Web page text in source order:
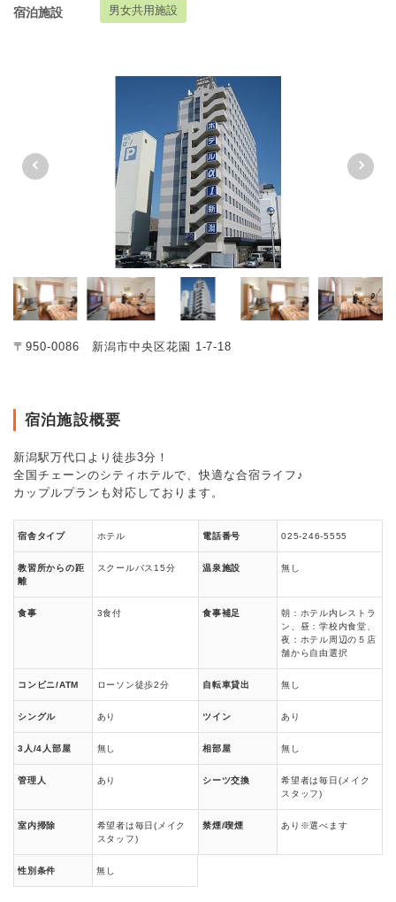
宿泊施設 男女共用施設
〒950-0086 新潟市中央区花園 1-7-18
宿泊施設概要
新潟駅万代口より徒歩3分！
全国チェーンのシティホテルで、快適な合宿ライフ♪
カップルプランも対応しております。
宿舎タイプ ホテル 電話番号 025-246-5555
教習所からの距
離
スクールバス15分 温泉施設 無し
食事 3食付 食事補足
朝：ホテル内レストラ
ン、昼：学校内食堂、
夜：ホテル周辺の５店
舗から自由選択
コンビニ/ATM ローソン徒歩2分 自転車貸出 無し
シングル あり ツイン あり
3人/4人部屋 無し 相部屋 無し
管理人 あり シーツ交換
希望者は毎日(メイク
スタッフ)
室内掃除
希望者は毎日(メイク
スタッフ)
禁煙/喫煙 あり※選べます
性別条件 無し